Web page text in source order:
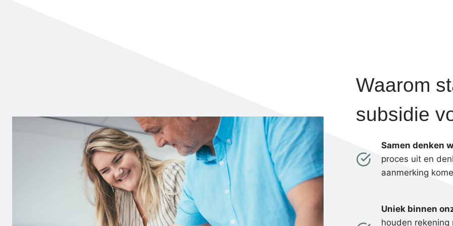
Waarom
subsidie
Samen denken
proces uit en
aanmerking
Uniek binnen
houden